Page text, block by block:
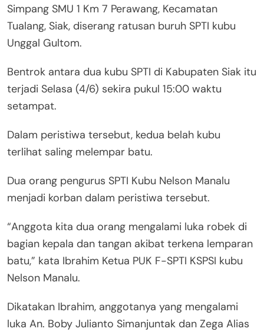
Simpang SMU 1 Km 7 Perawang, Kecamatan
Tualang, Siak, diserang ratusan buruh SPTI kubu
Unggal Gultom.
Bentrok antara dua kubu SPTI di Kabupaten Siak itu
terjadi Selasa (4/6) sekira pukul 15:00 waktu
setampat.
Dalam peristiwa tersebut, kedua belah kubu
terlihat saling melempar batu.
Dua orang pengurus SPTI Kubu Nelson Manalu
menjadi korban dalam peristiwa tersebut.
“Anggota kita dua orang mengalami luka robek di
bagian kepala dan tangan akibat terkena lemparan
batu,” kata Ibrahim Ketua PUK F-SPTI KSPSI kubu
Nelson Manalu.
Dikatakan Ibrahim, anggotanya yang mengalami
luka An. Boby Julianto Simanjuntak dan Zega Alias